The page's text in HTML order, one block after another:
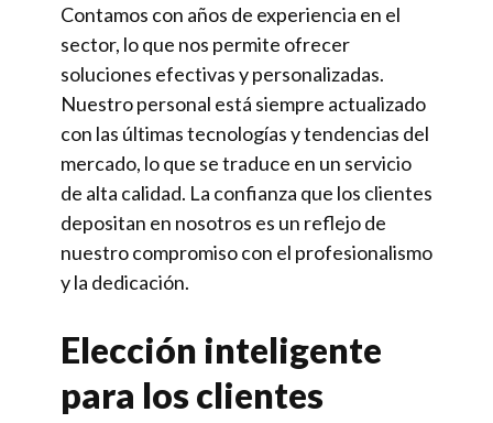
Contamos con años de experiencia en el
sector, lo que nos permite ofrecer
soluciones efectivas y personalizadas.
Nuestro personal está siempre actualizado
con las últimas tecnologías y tendencias del
mercado, lo que se traduce en un servicio
de alta calidad. La confianza que los clientes
depositan en nosotros es un reflejo de
nuestro compromiso con el profesionalismo
y la dedicación.
Elección inteligente
para los clientes